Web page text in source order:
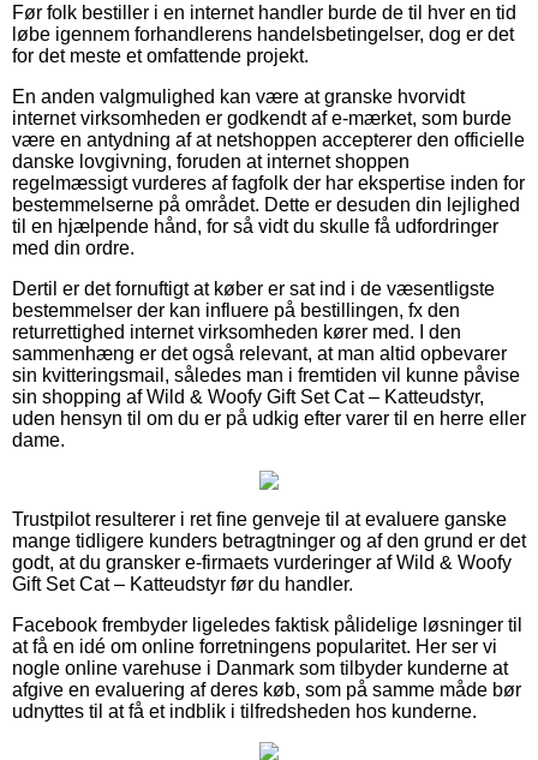
Før folk bestiller i en internet handler burde de til hver en tid
løbe igennem forhandlerens handelsbetingelser, dog er det
for det meste et omfattende projekt.
En anden valgmulighed kan være at granske hvorvidt
internet virksomheden er godkendt af e-mærket, som burde
være en antydning af at netshoppen accepterer den officielle
danske lovgivning, foruden at internet shoppen
regelmæssigt vurderes af fagfolk der har ekspertise inden for
bestemmelserne på området. Dette er desuden din lejlighed
til en hjælpende hånd, for så vidt du skulle få udfordringer
med din ordre.
Dertil er det fornuftigt at køber er sat ind i de væsentligste
bestemmelser der kan influere på bestillingen, fx den
returrettighed internet virksomheden kører med. I den
sammenhæng er det også relevant, at man altid opbevarer
sin kvitteringsmail, således man i fremtiden vil kunne påvise
sin shopping af Wild & Woofy Gift Set Cat – Katteudstyr,
uden hensyn til om du er på udkig efter varer til en herre eller
dame.
Trustpilot resulterer i ret fine genveje til at evaluere ganske
mange tidligere kunders betragtninger og af den grund er det
godt, at du gransker e-firmaets vurderinger af Wild & Woofy
Gift Set Cat – Katteudstyr før du handler.
Facebook frembyder ligeledes faktisk pålidelige løsninger til
at få en idé om online forretningens popularitet. Her ser vi
nogle online varehuse i Danmark som tilbyder kunderne at
afgive en evaluering af deres køb, som på samme måde bør
udnyttes til at få et indblik i tilfredsheden hos kunderne.